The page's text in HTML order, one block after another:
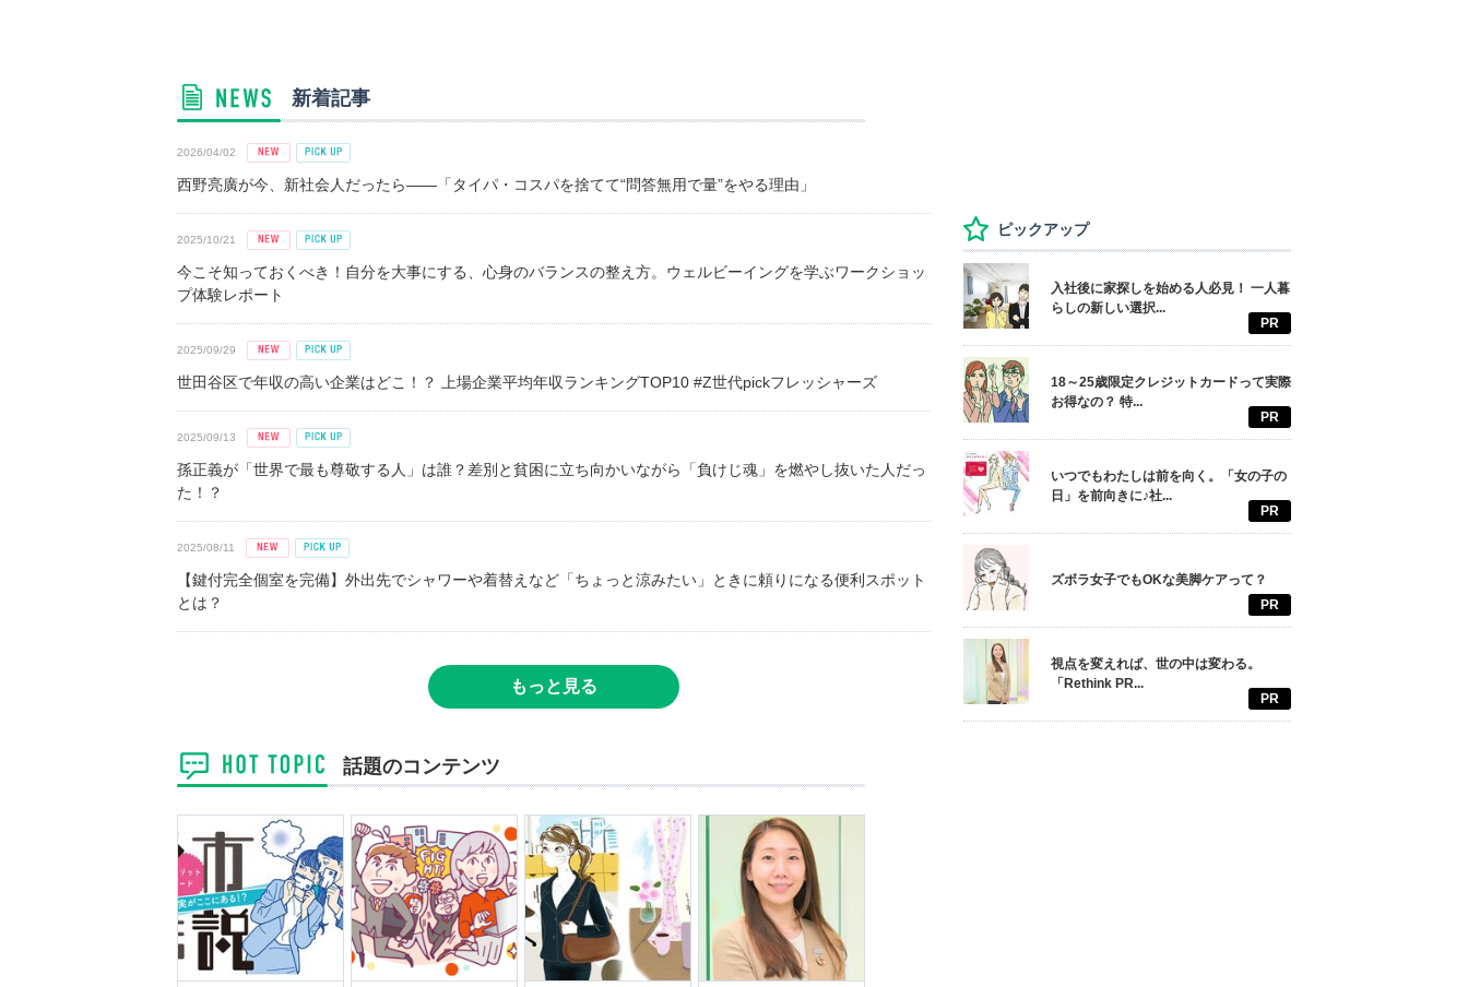
新着記事
2026/04/02
西野亮廣が今、新社会人だったら――「タイパ・コスパを捨てて“問答無用で量”をやる理由」
2025/10/21
今こそ知っておくべき！自分を大事にする、心身のバランスの整え方。ウェルビーイングを学ぶワークショッ
プ体験レポート
2025/09/29
世田谷区で年収の高い企業はどこ！？ 上場企業平均年収ランキングTOP10 #Z世代pickフレッシャーズ
2025/09/13
孫正義が「世界で最も尊敬する人」は誰？差別と貧困に立ち向かいながら「負けじ魂」を燃やし抜いた人だっ
た！？
2025/08/11
【鍵付完全個室を完備】外出先でシャワーや着替えなど「ちょっと涼みたい」ときに頼りになる便利スポット
とは？
もっと見る
話題のコンテンツ
ピックアップ
入社後に家探しを始める人必見！ 一人暮
らしの新しい選択...
PR
18～25歳限定クレジットカードって実際
お得なの？ 特...
PR
いつでもわたしは前を向く。「女の子の
日」を前向きに♪社...
PR
ズボラ女子でもOKな美脚ケアって？
PR
視点を変えれば、世の中は変わる。
「Rethink PR...
PR